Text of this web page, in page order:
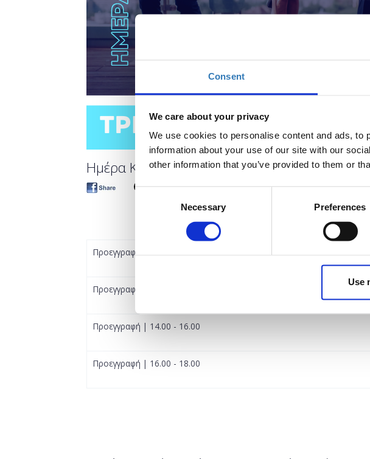
Consent
We care about your privacy
We use cookies to personalise content and ads,
information about your use of our site with our
other information that you’ve provided to them or
Consent
Necessary Preferences
Use
Ημέρα Καριέρας ΔΥΠΑ Τρίκαλα
Προεγγραφή | 10.00 - 12.00
Προεγγραφή | 12.00 - 14.00
Προεγγραφή | 14.00 - 16.00
Προεγγραφή | 16.00 - 18.00